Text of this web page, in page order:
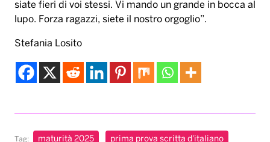
siate fieri di voi stessi. Vi mando un grande in bocca al
lupo. Forza ragazzi, siete il nostro orgoglio”.
Stefania Losito
Tag: maturità 2025 prima prova scritta d'italiano